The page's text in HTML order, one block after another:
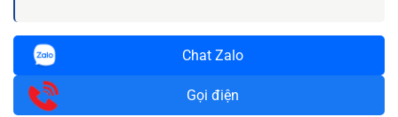
Chat Zalo
Gọi điện